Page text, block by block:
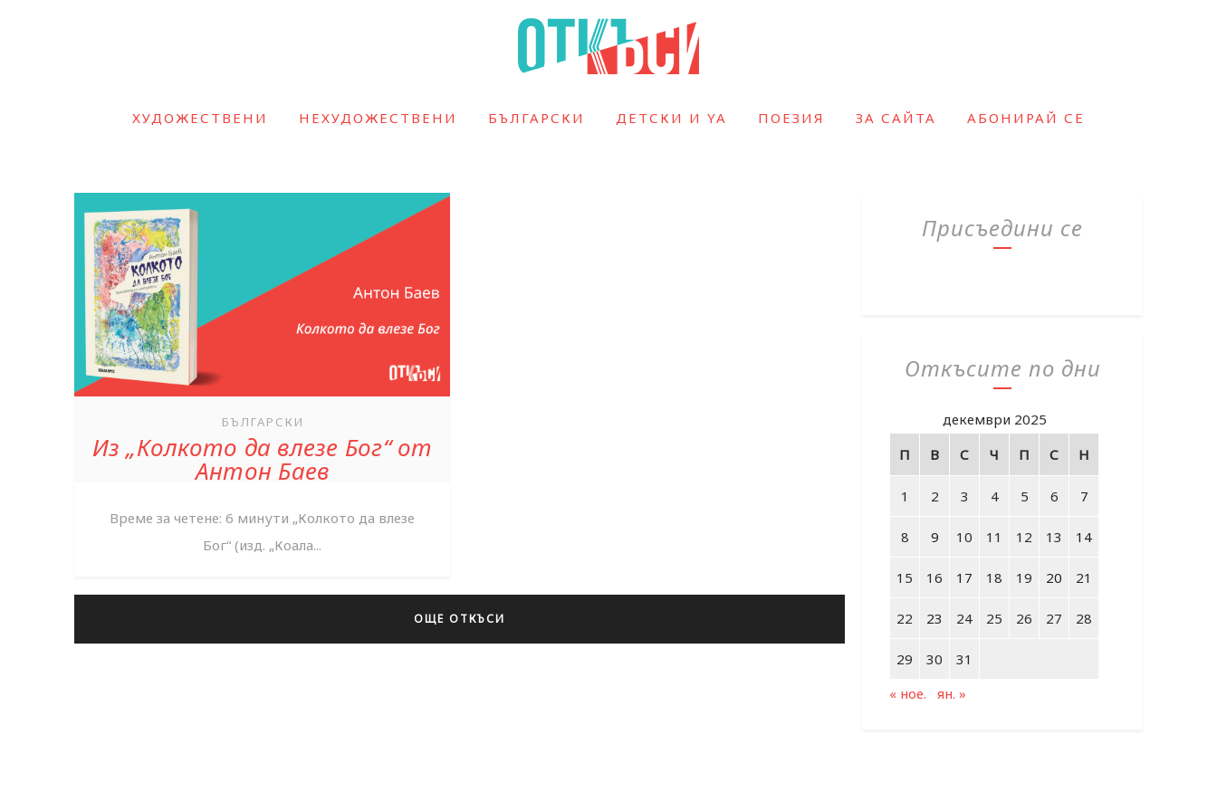
ХУДОЖЕСТВЕНИ НЕХУДОЖЕСТВЕНИ БЪЛГАРСКИ ДЕТСКИ И YA ПОЕЗИЯ ЗА САЙТА АБОНИРАЙ СЕ
БЪЛГАРСКИ
Из „Колкото да влезе Бог“ от
Антон Баев
Време за четене: 6 минути „Колкото да влезе
Бог“ (изд. „Коала...
ОЩЕ ОТКЪСИ
Присъедини се
Откъсите по дни
декември 2025
П
В С Ч П С Н
1 2 3 4 5 6 7
8 9 10 11 12 13 14
15 16 17 18 19 20 21
22 23 24 25 26 27 28
29 30
31
« ное.
ян. »